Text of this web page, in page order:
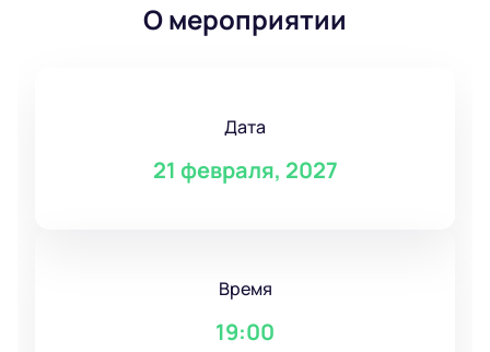
О мероприятии
Дата
21 февраля, 2027
Время
19:00